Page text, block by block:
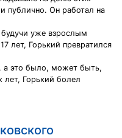
публично. Он работал на
уже взрослым
лет, Горький превратился
а это было, может быть,
Горький болел